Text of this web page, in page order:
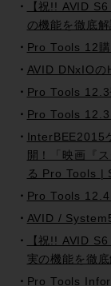
【祝!! AVID
の機能を徹底
Pro Tools 12
AVID DNxIOの
Pro Tools 12.3
Pro Tools
InterBEE2015
開！「映画『
る Pro Tools |
Pro Tools 12.4
AVID /
【祝!! AVID
実の機能を徹
Pro Tools